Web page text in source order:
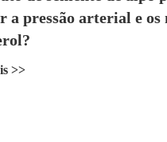
a pressão arterial e os
>>